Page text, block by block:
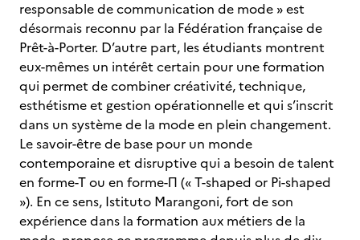
responsable de communication de mode » est
désormais reconnu par la Fédération française de
Prêt-à-Porter. D’autre part, les étudiants montrent
eux-mêmes un intérêt certain pour une formation
qui permet de combiner créativité, technique,
esthétisme et gestion opérationnelle et qui s’inscrit
dans un système de la mode en plein changement.
Le savoir-être de base pour un monde
contemporaine et disruptive qui a besoin de talent
en forme-T ou en forme-Π (« T-shaped or Pi-shaped
»). En ce sens, Istituto Marangoni, fort de son
expérience dans la formation aux métiers de la